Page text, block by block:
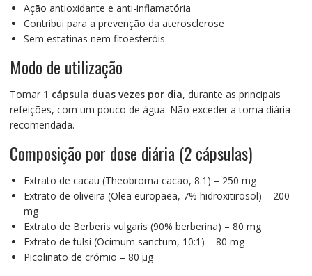
Ação antioxidante e anti-inflamatória
Contribui para a prevenção da aterosclerose
Sem estatinas nem fitoesteróis
Modo de utilização
Tomar 1 cápsula duas vezes por dia, durante as principais
refeições, com um pouco de água. Não exceder a toma diária
recomendada.
Composição por dose diária (2 cápsulas)
Extrato de cacau (Theobroma cacao, 8:1) – 250 mg
Extrato de oliveira (Olea europaea, 7% hidroxitirosol) – 200
mg
Extrato de Berberis vulgaris (90% berberina) – 80 mg
Extrato de tulsi (Ocimum sanctum, 10:1) – 80 mg
Picolinato de crómio – 80 µg